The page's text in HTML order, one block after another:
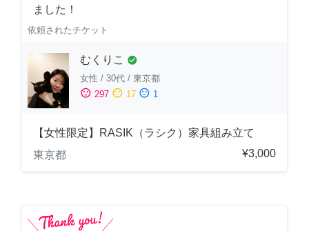
ました！
依頼されたチケット
むくりこ check_circle
女性 / 30代 / 東京都
sentiment_satisfied 297 sentiment_neutral 17 sentiment_dissatisfied 1
【女性限定】RASIK（ラシク）家具組み立て
東京都
¥3,000